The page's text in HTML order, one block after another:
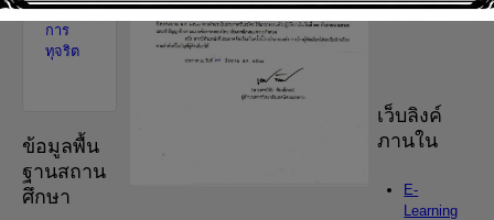
เรียน
การ
ทุจริต
ข้อมูลพื้น
ฐานสถาน
ศึกษา
เว็บลิงค์
ภานใน
E-
Learning